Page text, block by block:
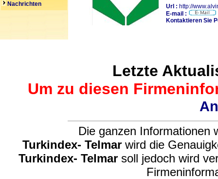
Nachrichten
Url : http://
E-mail :
Kontaktieren Sie
Letzte
Um zu diesen
Die ganzen Informationen
Turkindex- Telmar wird die
Turkindex- Telmar soll jedoch wird